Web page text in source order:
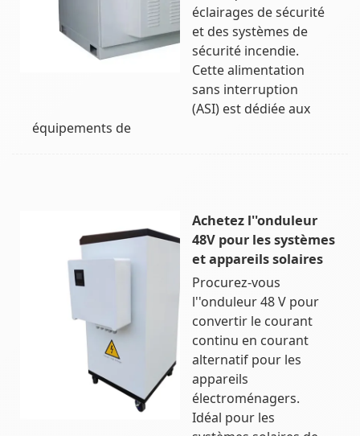
éclairages de sécurité
et des systèmes de
sécurité incendie.
Cette alimentation
sans interruption
(ASI) est dédiée aux
équipements de
Achetez l''onduleur
48V pour les systèmes
et appareils solaires
Procurez-vous
l''onduleur 48 V pour
convertir le courant
continu en courant
alternatif pour les
appareils
électroménagers.
Idéal pour les